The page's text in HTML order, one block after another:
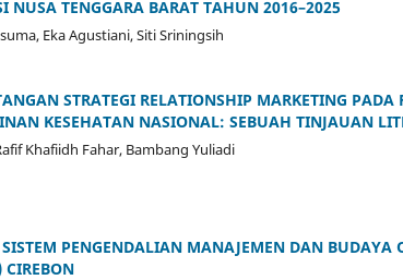
NUSA TENGGARA BARAT TAHUN 2016–2025
Eka Agustiani, Siti Sriningsih
STRATEGI RELATIONSHIP MARKETING
KESEHATAN NASIONAL: SEBUAH TINJAUAN
Khafiidh Fahar, Bambang Yuliadi
PENGENDALIAN MANAJEMEN DAN BUDAYA